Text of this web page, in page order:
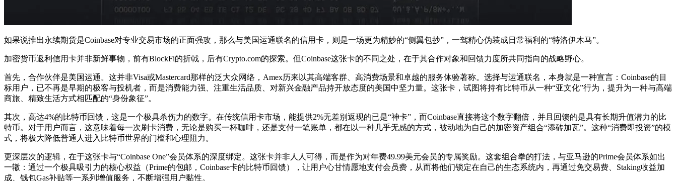
如果说推出永续期货是Coinbase对专业交易市场的正面强攻，那么与美国运通联名的信用卡，则是一场更为精妙的“侧翼包抄”，一驾精心伪装成日常福利的“特洛伊木马”。
加密货币返利信用卡并非新鲜事物，前有BlockFi的折戟，后有Crypto.com的探索。但Coinbase这张卡的不同之处，在于其合作对象和回馈力度所共同指向的战略野心。
首先，合作伙伴是美国运通。这并非Visa或Mastercard那样的泛大众网络，Amex历来以其高端客群、高消费场景和卓越的服务体验著称。选择与运通联名，本身就是一种宣言：Coinbase的目
标用户，已不再是早期的极客与投机者，而是消费能力强、注重生活品质、对新兴金融产品持开放态度的美国中坚力量。这张卡，试图将持有比特币从一种“亚文化”行为，提升为一种与高端
商旅、精致生活方式相匹配的“身份象征”。
其次，高达4%的比特币回馈，这是一个极具杀伤力的数字。在传统信用卡市场，能提供2%无差别返现的已是“神卡”，而Coinbase直接将这个数字翻倍，并且回馈的是具有长期升值潜力的比
特币。对于用户而言，这意味着每一次刷卡消费，无论是购买一杯咖啡，还是支付一笔账单，都在以一种几乎无感的方式，被动地为自己的加密资产组合“添砖加瓦”。这种“消费即投资”的模
式，将极大降低普通人进入比特币世界的门槛和心理阻力。
更深层次的逻辑，在于这张卡与“Coinbase One”会员体系的深度绑定。这张卡并非人人可得，而是作为对年费49.99美元会员的专属奖励。这套组合拳的打法，与亚马逊的Prime会员体系如出
一辙：通过一个极具吸引力的核心权益（Prime的包邮，Coinbase卡的比特币回馈），让用户心甘情愿地支付会员费，从而将他们锁定在自己的生态系统内，再通过免交易费、Staking收益加
成、钱包Gas补贴等一系列增值服务，不断增强用户黏性。